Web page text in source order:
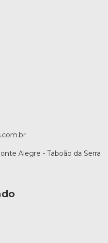
Alegre - Taboão da Serra